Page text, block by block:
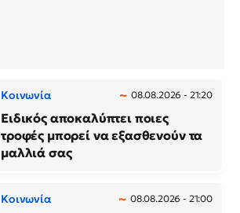
Κοινωνία 08.08.2026 - 21:20
Ειδικός αποκαλύπτει ποιες
τροφές μπορεί να εξασθενούν τα
μαλλιά σας
Κοινωνία 08.08.2026 - 21:00